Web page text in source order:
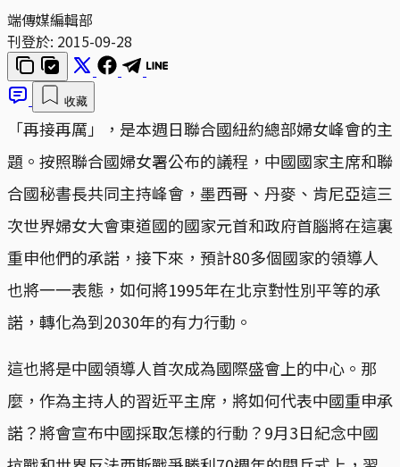
端傳媒編輯部
刊登於: 2015-09-28
收藏
「再接再厲」，是本週日聯合國紐約總部婦女峰會的主
題。按照聯合國婦女署公布的議程，中國國家主席和聯
合國秘書長共同主持峰會，墨西哥、丹麥、肯尼亞這三
次世界婦女大會東道國的國家元首和政府首腦將在這裏
重申他們的承諾，接下來，預計80多個國家的領導人
也將一一表態，如何將1995年在北京對性別平等的承
諾，轉化為到2030年的有力行動。
這也將是中國領導人首次成為國際盛會上的中心。那
麼，作為主持人的習近平主席，將如何代表中國重申承
諾？將會宣布中國採取怎樣的行動？9月3日紀念中國